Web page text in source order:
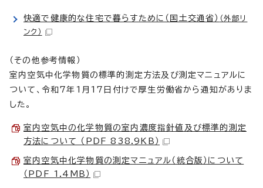
快適で健康的な住宅で暮らすために（国土交通省） （外部リ
ンク）
（その他参考情報）
室内空気中化学物質の標準的測定方法及び測定マニュアルに
ついて、令和7年1月17日付けで厚生労働省から通知がありま
した。
室内空気中の化学物質の室内濃度指針値及び標準的測定
方法について （PDF 838.9KB）
室内空気中化学物質の測定マニュアル（統合版）について
（PDF 1.4MB）